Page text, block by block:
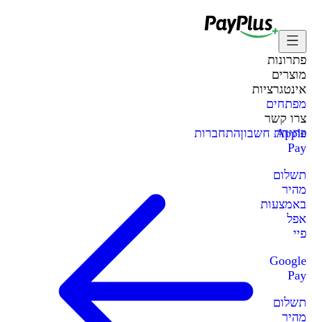
פתרונות
מוצרים
אינטגרציות
מפתחים
צרו קשר
Apple
Pay
תשלום
מהיר
באמצעות
אפל
פיי
Google
Pay
תשלום
מהיר
פתיחת חשבוןהתחברות